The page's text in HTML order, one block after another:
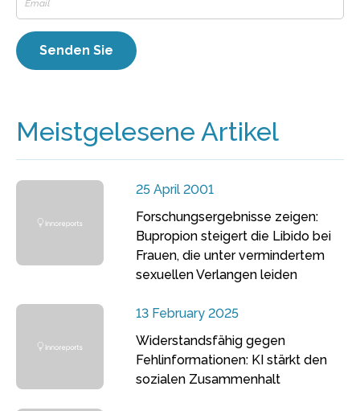
Meistgelesene Artikel
25 April 2001
Forschungsergebnisse zeigen:
Bupropion steigert die Libido bei
Frauen, die unter vermindertem
sexuellen Verlangen leiden
13 February 2025
Widerstandsfähig gegen
Fehlinformationen: KI stärkt den
sozialen Zusammenhalt